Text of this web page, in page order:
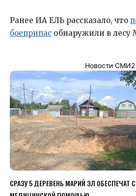
Ранее ИА ЕЛЬ рассказало, что
боеприпас обнаружили в лесу
Новости СМИ2
СРАЗУ 5 ДЕРЕВЕНЬ МАРИЙ ЭЛ ОБЕСПЕЧАТ